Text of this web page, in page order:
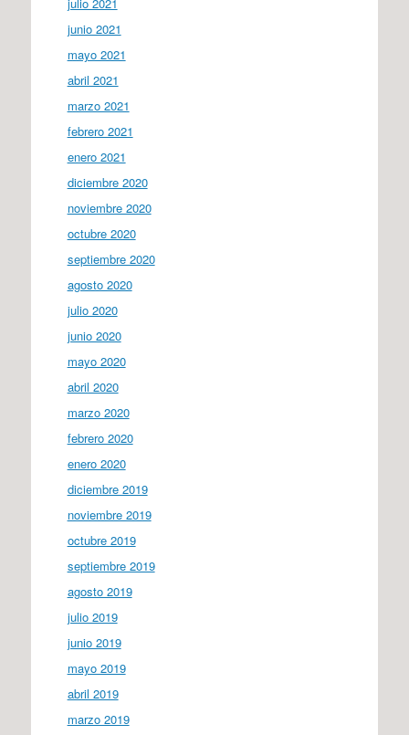
junio 2021
mayo 2021
abril 2021
marzo 2021
febrero 2021
enero 2021
diciembre 2020
noviembre 2020
octubre 2020
septiembre 2020
agosto 2020
julio 2020
junio 2020
mayo 2020
abril 2020
marzo 2020
febrero 2020
enero 2020
diciembre 2019
noviembre 2019
octubre 2019
septiembre 2019
agosto 2019
julio 2019
junio 2019
mayo 2019
abril 2019
marzo 2019